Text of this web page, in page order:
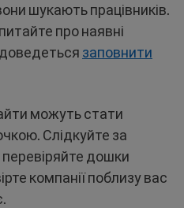
шукають працівників.
про наявні
заповнити
можуть стати
Слідкуйте за
дошки
компанії поблизу вас